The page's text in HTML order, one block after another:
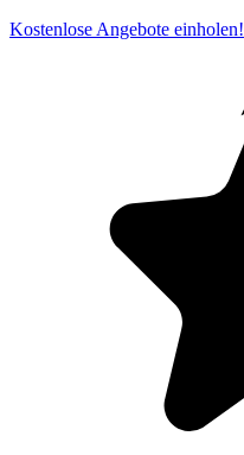
Kostenlose Angebote einholen!